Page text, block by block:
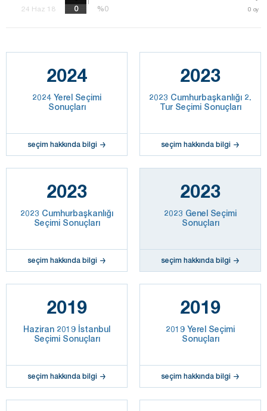
24 Haz 18 %0 0 oy
%0
2024
2024 Yerel Seçimi
Sonuçları
seçim hakkında bilgi
2023
2023 Cumhurbaşkanlığı 2.
Tur Seçimi Sonuçları
seçim hakkında bilgi
2023
2023 Cumhurbaşkanlığı
Seçimi Sonuçları
seçim hakkında bilgi
2023
2023 Genel Seçimi
Sonuçları
seçim hakkında bilgi
2019
Haziran 2019 İstanbul
Seçimi Sonuçları
seçim hakkında bilgi
2019
2019 Yerel Seçimi
Sonuçları
seçim hakkında bilgi